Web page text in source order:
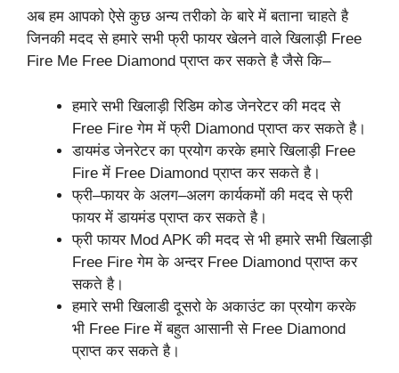
अब हम आपको ऐसे कुछ अन्य तरीको के बारे में बताना चाहते है
जिनकी मदद से हमारे सभी फ्री फायर खेलने वाले खिलाड़ी Free
Fire Me Free Diamond प्राप्त कर सकते है जैसे कि–
हमारे सभी खिलाड़ी रिडिम कोड जेनरेटर की मदद से
Free Fire गेम में फ्री Diamond प्राप्त कर सकते है।
डायमंड जेनरेटर का प्रयोग करके हमारे खिलाड़ी Free
Fire में Free Diamond प्राप्त कर सकते है।
फ्री–फायर के अलग–अलग कार्यकमों की मदद से फ्री
फायर में डायमंड प्राप्त कर सकते है।
फ्री फायर Mod APK की मदद से भी हमारे सभी खिलाड़ी
Free Fire गेम के अन्दर Free Diamond प्राप्त कर
सकते है।
हमारे सभी खिलाडी दूसरो के अकाउंट का प्रयोग करके
भी Free Fire में बहुत आसानी से Free Diamond
प्राप्त कर सकते है।